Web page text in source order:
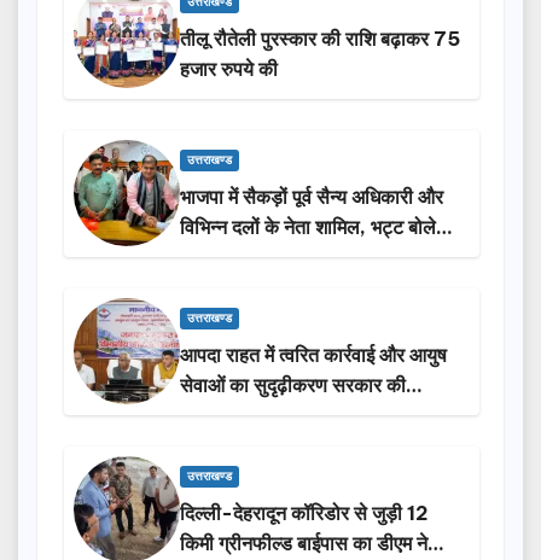
तीलू रौतेली पुरस्कार की राशि बढ़ाकर 75
हजार रुपये की
उत्तराखण्ड
भाजपा में सैकड़ों पूर्व सैन्य अधिकारी और
विभिन्न दलों के नेता शामिल, भट्ट बोले-
2027 में जीत की हैट्रिक लगाएगी पार्टी
उत्तराखण्ड
आपदा राहत में त्वरित कार्रवाई और आयुष
सेवाओं का सुदृढ़ीकरण सरकार की
प्राथमिकता: मदन कौशिक
उत्तराखण्ड
दिल्ली-देहरादून कॉरिडोर से जुड़ी 12
किमी ग्रीनफील्ड बाईपास का डीएम ने